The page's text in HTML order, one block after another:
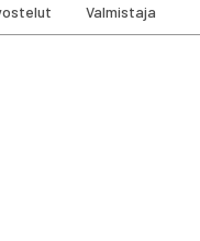
Valmistaja